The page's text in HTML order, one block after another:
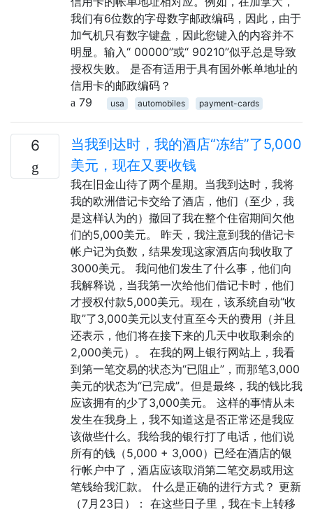
我们有6位数的字母数字邮政编码，因此，由于
加气机只有数字键盘，因此您键入的内容并不
明显。输入“ 00000”或“ 90210”似乎总是导致
授权失败。 是否有适用于具有国外帐单地址的
信用卡的邮政编码？
79
usa automobiles payment-cards
6
当我到达时，我的酒店“冻结”了5,000
美元，现在又要收钱
我在旧金山待了两个星期。当我到达时，我将
我的欧洲借记卡交给了酒店，他们（至少，我
是这样认为的）撤回了我在整个住宿期间欠他
们的5,000美元。 昨天，我注意到我的借记卡
帐户记为负数，结果发现这家酒店向我收取了
3000美元。 我问他们发生了什么事，他们向
我解释说，当我第一次给他们借记卡时，他们
才授权付款5,000美元。现在，该系统自动“收
取”了3,000美元以支付直至今天的费用（并且
还表示，他们将在接下来的几天中收取剩余的
2,000美元）。 在我的网上银行网站上，我看
到第一笔交易的状态为“已阻止”，而那笔3,000
美元的状态为“已完成”。但是最终，我的钱比我
应该拥有的少了3,000美元。 这样的事情从未
发生在我身上，我不知道这是否正常还是我应
该做些什么。我给我的银行打了电话，他们说
所有的钱（5,000 + 3,000）已经在酒店的银
行帐户中了，酒店应该取消第二笔交易或用这
笔钱给我汇款。 什么是正确的进行方式？ 更新
（7月23日）： 在这些日子里，我在卡上转移